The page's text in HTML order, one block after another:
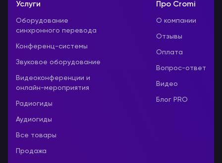
Услуги
Оборудование
синхронного перевода
Конференц-системы
Звуковое оборудование
Видеоконференции и
онлайн-мероприятия
Радиогиды
Аудиогиды
Все товары
Продажа
Про Cromi
О компании
Отзывы
Оплата
Вопрос-ответ
Видео
Блог PRO